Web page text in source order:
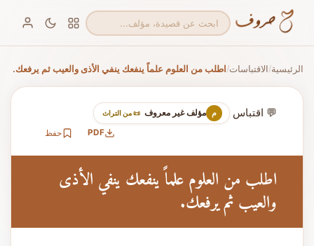
الرئيسية/الاقتباسات/اطلب من العلوم علماً ينفعك ينفي الأذى والعيب ثم يرفعك.
💬 اقتباس م مؤلف غير معروف 📜 من التراث
PDF حفظ
اطلب من العلوم علماً ينفعك ينفي الأذى
والعيب ثم يرفعك.